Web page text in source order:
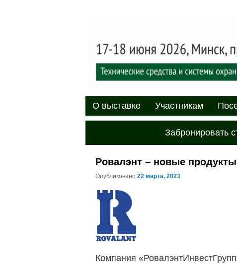
XII
«Центр
обеспечения безопасности и
Главное меню
Перейти к основному
Перейти к дополнительному
О выставке Участникам
Забронировать
Ровалэнт – новые
Опубликовано 22 марта, 2023
Компания